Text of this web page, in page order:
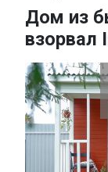
Дом из
взорвал